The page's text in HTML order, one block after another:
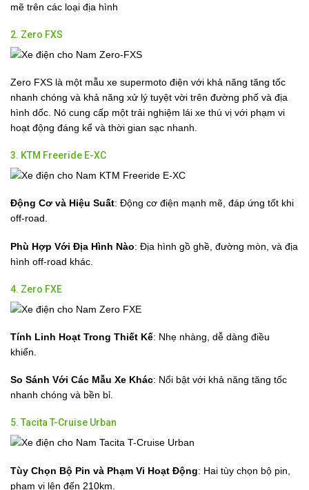
mẽ trên các loại địa hình
2. Zero FXS
Zero FXS là một mẫu xe supermoto điện với khả năng tăng tốc
nhanh chóng và khả năng xử lý tuyệt vời trên đường phố và địa
hình dốc. Nó cung cấp một trải nghiệm lái xe thú vị với phạm vi
hoạt động đáng kể và thời gian sạc nhanh.
3. KTM Freeride E-XC
Động Cơ và Hiệu Suất: Động cơ điện mạnh mẽ, đáp ứng tốt khi
off-road.
Phù Hợp Với Địa Hình Nào: Địa hình gồ ghề, đường mòn, và địa
hình off-road khác.
4. Zero FXE
Tính Linh Hoạt Trong Thiết Kế: Nhẹ nhàng, dễ dàng điều
khiển.
So Sánh Với Các Mẫu Xe Khác: Nổi bật với khả năng tăng tốc
nhanh chóng và bền bỉ.
5. Tacita T-Cruise Urban
Tùy Chọn Bộ Pin và Phạm Vi Hoạt Động: Hai tùy chọn bộ pin,
phạm vi lên đến 210km.